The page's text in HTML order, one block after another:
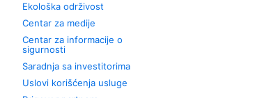
Ekološka održivost
Centar za medije
Centar za informacije o
sigurnosti
Saradnja sa investitorima
Uslovi korišćenja usluge